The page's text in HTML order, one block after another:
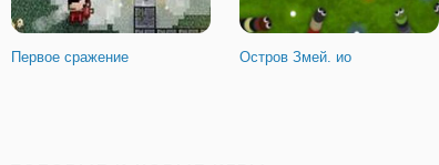
Первое сражение Остров Змей. ио